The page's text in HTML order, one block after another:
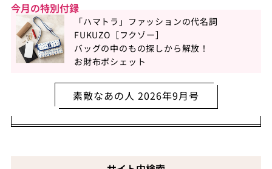
今月の特別付録
「ハマトラ」ファッションの代名詞
FUKUZO［フクゾー］
バッグの中のもの探しから解放！
お財布ポシェット
素敵なあの人 2026年9月号